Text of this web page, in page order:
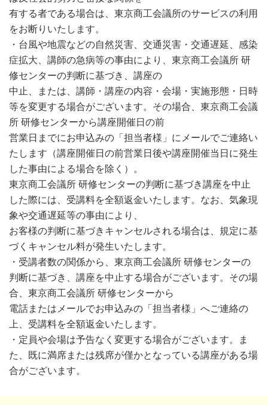
有する者である場合は、東京商工会議所のサービスの利用
をお断りいたします。
・台風や地震などの自然災害、交通災害・交通遅延、感染
症拡大、講師の急病等の事由により、東京商工会議所 研
修センターの判断に基づき、講座の
中止、または、講師・講座の内容・会場・実施形態・日時
等を変更する場合がございます。その場合、東京商工会議
所 研修センターから講座開催日の前
営業日までにお申込みの「担当者様」にメールでご連絡い
たします（講座開催日の前営業日後や講座開催当日に発生
した事由による場合を除く）。
東京商工会議所 研修センターの判断に基づき講座を中止
した際には、受講料を全額返金いたします。なお、気象現
象や交通遅延等の事由により、
お客様の判断に基づきキャンセルされる場合は、規定に基
づくキャンセル料が発生いたします。
・受講者数の関係から、東京商工会議所 研修センターの
判断に基づき、講座を中止する場合がございます。その場
合、東京商工会議所 研修センターから
電話またはメールでお申込みの「担当者様」へご連絡の
上、受講料を全額返金いたします。
・定員や会場は予告なく変更する場合がございます。ま
た、既に満席または残席が僅かとなっている講座がある場
合がございます。